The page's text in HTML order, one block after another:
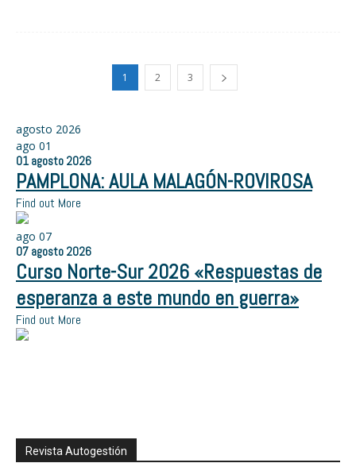
1 2 3
agosto 2026
ago 01
01 agosto 2026
PAMPLONA: AULA MALAGÓN-ROVIROSA
Find out More
ago 07
07 agosto 2026
Curso Norte-Sur 2026 «Respuestas de
esperanza a este mundo en guerra»
Find out More
Revista Autogestión